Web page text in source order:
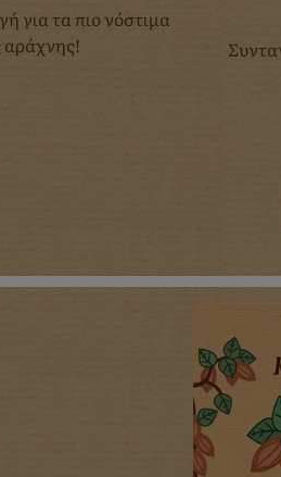
για τα πιο νόστιμα